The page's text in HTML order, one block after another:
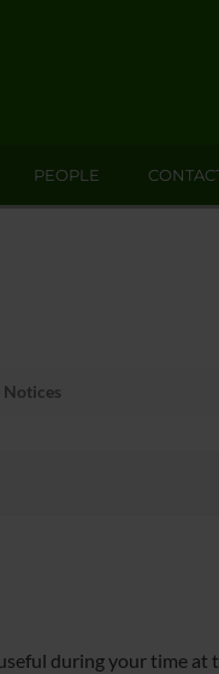
PEOPLE
Notices
during your time at